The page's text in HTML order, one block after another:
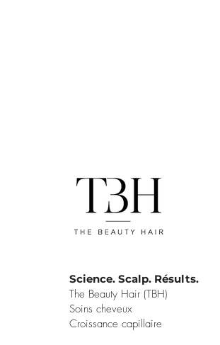
Science. Scalp. Résults.
The Beauty Hair (TBH)
Soins cheveux
Croissance capillaire